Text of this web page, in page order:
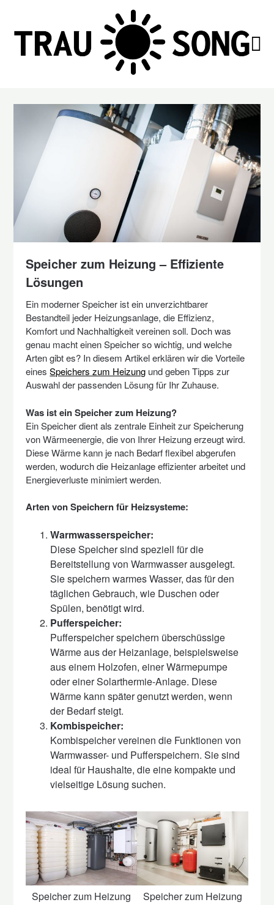
content
Speicher zum Heizung – Effiziente
Lösungen
Ein moderner Speicher ist ein unverzichtbarer
Bestandteil jeder Heizungsanlage, die Effizienz,
Komfort und Nachhaltigkeit vereinen soll. Doch was
genau macht einen Speicher so wichtig, und welche
Arten gibt es? In diesem Artikel erklären wir die Vorteile
einesSpeichers zum Heizung und geben Tipps zur
Auswahl der passenden Lösung für Ihr Zuhause.
Was ist ein Speicher zum Heizung?
Ein Speicher dient als zentrale Einheit zur Speicherung
von Wärmeenergie, die von Ihrer Heizung erzeugt wird.
Diese Wärme kann je nach Bedarf flexibel abgerufen
werden, wodurch die Heizanlage effizienter arbeitet und
Energieverluste minimiert werden.
Arten von Speichern für Heizsysteme:
Warmwasserspeicher:
Diese Speicher sind speziell für die
Bereitstellung von Warmwasser ausgelegt.
Sie speichern warmes Wasser, das für den
täglichen Gebrauch, wie Duschen oder
Spülen, benötigt wird.
Pufferspeicher:
Pufferspeicher speichern überschüssige
Wärme aus der Heizanlage, beispielsweise
aus einem Holzofen, einer Wärmepumpe
oder einer Solarthermie-Anlage. Diese
Wärme kann später genutzt werden, wenn
der Bedarf steigt.
Kombispeicher:
Kombispeicher vereinen die Funktionen von
Warmwasser- und Pufferspeichern. Sie sind
ideal für Haushalte, die eine kompakte und
vielseitige Lösung suchen.
Speicher zum Heizung Speicher zum Heizung